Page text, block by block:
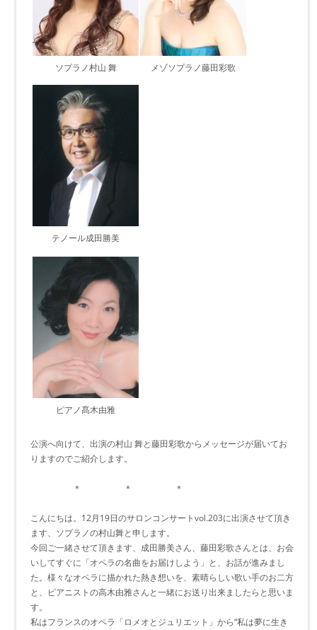
ソプラノ村山 舞 メゾソプラノ藤田彩歌
テノール成田勝美
ピアノ髙木由雅
公演へ向けて、出演の村山 舞と藤田彩歌からメッセージが届いてお
りますのでご紹介します。
＊ ＊ ＊
こんにちは。12月19日のサロンコンサートvol.203に出演させて頂き
ます、ソプラノの村山舞と申します。
今回ご一緒させて頂きます、成田勝美さん、藤田彩歌さんとは、お会
いしてすぐに「オペラの名曲をお届けしよう」と、お話が進みまし
た。様々なオペラに描かれた熱き想いを、素晴らしい歌い手のお二方
と、ピアニストの高木由雅さんと一緒にお送り出来ましたらと思いま
す。
私はフランスのオペラ「ロメオとジュリエット」から“私は夢に生き